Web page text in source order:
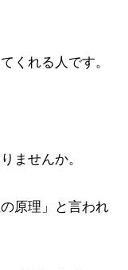
くれる人です。
ませんか。
原理」と言われ